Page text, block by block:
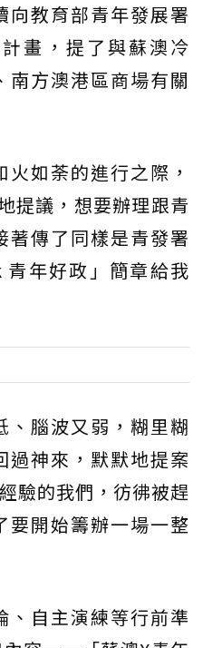
向教育部青年發展署
畫，提了與蘇澳冷
方澳港區商場有關
如荼的進行之際，
提議，想要辦理跟青
著傳了同樣是青發署
年好政」簡章給我
、腦波又弱，糊里糊
過神來，默默地提案
驗的我們，彷彿被趕
要開始籌辦一場一整
、自主演練等行前準